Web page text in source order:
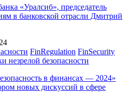
«Уралсиб», председатель
в банковской отрасли Дмитрий
FinRegulation FinSecurity
незрелой безопасности
в финансах — 2024»
новых дискуссий в сфере